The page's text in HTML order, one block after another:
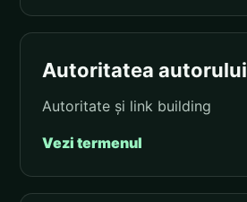
Autoritatea autorului
Autoritate și link building
Vezi termenul